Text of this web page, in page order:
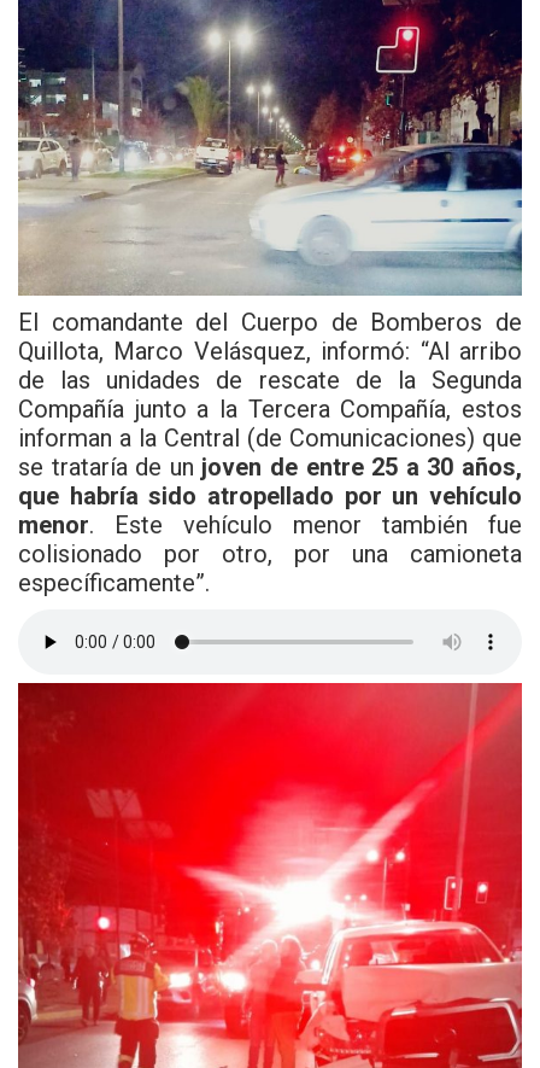
El comandante del Cuerpo de Bomberos de
Quillota, Marco Velásquez, informó: “Al arribo
de las unidades de rescate de la Segunda
Compañía junto a la Tercera Compañía, estos
informan a la Central (de Comunicaciones) que
se trataría de un joven de entre 25 a 30 años,
que habría sido atropellado por un vehículo
menor. Este vehículo menor también fue
colisionado por otro, por una camioneta
específicamente”.